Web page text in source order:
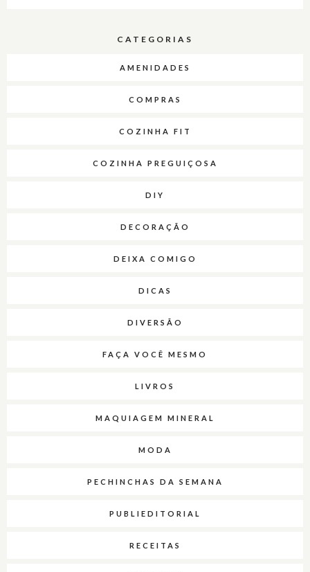
CATEGORIAS
AMENIDADES
COMPRAS
COZINHA FIT
COZINHA PREGUIÇOSA
DIY
DECORAÇÃO
DEIXA COMIGO
DICAS
DIVERSÃO
FAÇA VOCÊ MESMO
LIVROS
MAQUIAGEM MINERAL
MODA
PECHINCHAS DA SEMANA
PUBLIEDITORIAL
RECEITAS